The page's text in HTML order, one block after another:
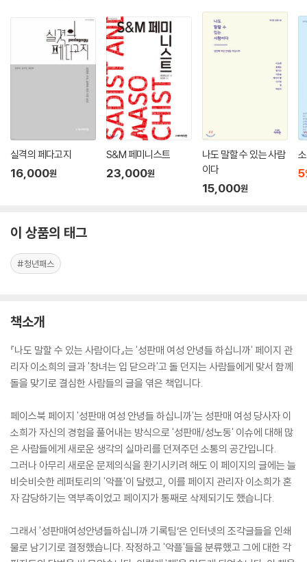
실격의 페다고지
16,000원
S&M 페미니스트
23,000원
나도 말할 수 있는 사람
이다
15,000원
5
이 상품의 태그
#청년패스
책소개
『나도 말할 수 있는 사람이다』는 '성판매 여성 안녕들 하십니까' 페이지 관
리자 이소희의 글과 '창녀는 입 닫으라'고 돌 던지는 사람들에게 맞서 함께
돌을 맞기로 결심한 사람들의 글을 엮은 책입니다.
페이스북 페이지 '성판매 여성 안녕들 하십니까'는 성판매 여성 당사자 이
소희가 자신의 경험을 풀어내는 방식으로 '성판매/성노동' 이슈에 대해 많
은 사람들에게 새로운 생각의 실마리를 던져주던 소통의 공간입니다.
그러나 아무리 새로운 문제의식을 환기시키려 해도 이 페이지의 글에는 늘
비슷비슷한 레퍼토리의 '악플'이 달렸고, 이를 페이지 관리자 이소희가 혼
자 감당하기는 역부족이었고 페이지가 통째로 삭제되기도 했습니다.
그래서 '성판매여성안녕들하십니까 기록팀‘은 인터넷의 조각글들을 인쇄
물로 남기기로 결정했습니다. 작정하고 '악플'들을 분류했고 그에 대한 각